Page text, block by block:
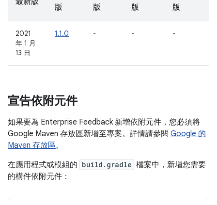
版
版
版
版
2021
年 1 月
13 日
1.1.0 - - -
宣告依附元件
如果要為 Enterprise Feedback 新增依附元件，您必須將
Google Maven 存放區新增至專案。詳情請參閱 Google 的
Maven 存放區。
在應用程式或模組的 build.gradle 檔案中，新增您需要
的構件依附元件：